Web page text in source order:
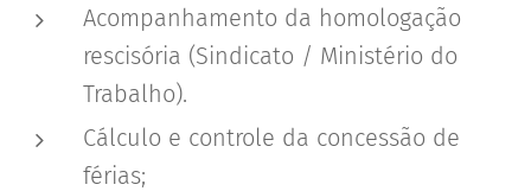
Acompanhamento da homologação
rescisória (Sindicato / Ministério do
Trabalho).
Cálculo e controle da concessão de
férias;